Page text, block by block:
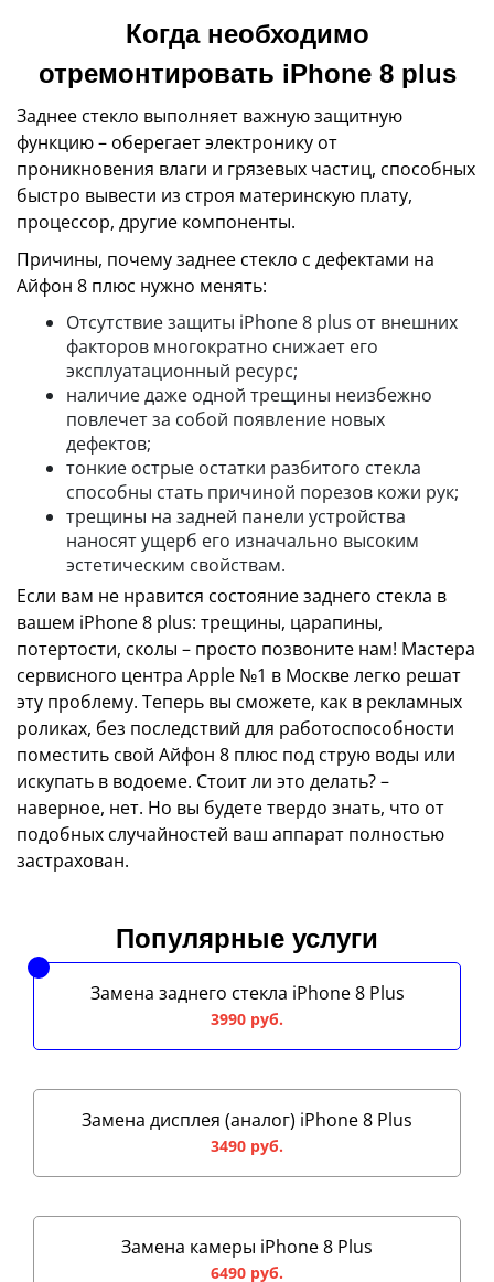
Когда необходимо
отремонтировать iPhone 8 plus
Заднее стекло выполняет важную защитную
функцию – оберегает электронику от
проникновения влаги и грязевых частиц, способных
быстро вывести из строя материнскую плату,
процессор, другие компоненты.
Причины, почему заднее стекло с дефектами на
Айфон 8 плюс нужно менять:
Отсутствие защиты iPhone 8 plus от внешних
факторов многократно снижает его
эксплуатационный ресурс;
наличие даже одной трещины неизбежно
повлечет за собой появление новых
дефектов;
тонкие острые остатки разбитого стекла
способны стать причиной порезов кожи рук;
трещины на задней панели устройства
наносят ущерб его изначально высоким
эстетическим свойствам.
Если вам не нравится состояние заднего стекла в
вашем iPhone 8 plus: трещины, царапины,
потертости, сколы – просто позвоните нам! Мастера
сервисного центра Apple №1 в Москве легко решат
эту проблему. Теперь вы сможете, как в рекламных
роликах, без последствий для работоспособности
поместить свой Айфон 8 плюс под струю воды или
искупать в водоеме. Стоит ли это делать? –
наверное, нет. Но вы будете твердо знать, что от
подобных случайностей ваш аппарат полностью
застрахован.
Популярные услуги
Замена заднего стекла iPhone 8 Plus
3990 руб.
Замена дисплея (аналог) iPhone 8 Plus
3490 руб.
Замена камеры iPhone 8 Plus
6490 руб.